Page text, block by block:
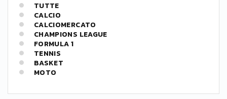
TUTTE
CALCIO
CALCIOMERCATO
CHAMPIONS LEAGUE
FORMULA 1
TENNIS
BASKET
MOTO